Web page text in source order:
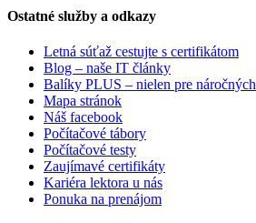
Ostatné služby a odkazy
Letná súťaž cestujte s certifikátom
Blog – naše IT články
Balíky PLUS – nielen pre náročných
Mapa stránok
Náš facebook
Počítačové tábory
Počítačové testy
Zaujímavé certifikáty
Kariéra lektora u nás
Ponuka na prenájom